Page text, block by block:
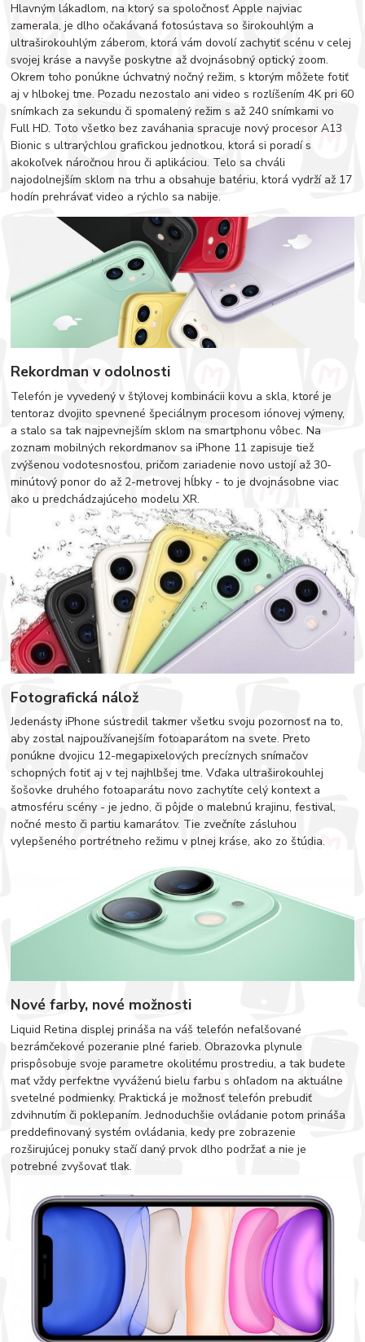
Hlavným lákadlom, na ktorý sa spoločnosť Apple najviac
zamerala, je dlho očakávaná fotosústava so širokouhlým a
ultraširokouhlým záberom, ktorá vám dovolí zachytiť scénu v celej
svojej kráse a navyše poskytne až dvojnásobný optický zoom.
Okrem toho ponúkne úchvatný nočný režim, s ktorým môžete fotiť
aj v hlbokej tme. Pozadu nezostalo ani video s rozlíšením 4K pri 60
snímkach za sekundu či spomalený režim s až 240 snímkami vo
Full HD. Toto všetko bez zaváhania spracuje nový procesor A13
Bionic s ultrarýchlou grafickou jednotkou, ktorá si poradí s
akokoľvek náročnou hrou či aplikáciou. Telo sa chváli
najodolnejším sklom na trhu a obsahuje batériu, ktorá vydrží až 17
hodín prehrávať video a rýchlo sa nabije.
Rekordman v odolnosti
Telefón je vyvedený v štýlovej kombinácii kovu a skla, ktoré je
tentoraz dvojito spevnené špeciálnym procesom iónovej výmeny,
a stalo sa tak najpevnejším sklom na smartphonu vôbec. Na
zoznam mobilných rekordmanov sa iPhone 11 zapisuje tiež
zvýšenou vodotesnosťou, pričom zariadenie novo ustojí až 30-
minútový ponor do až 2-metrovej hĺbky - to je dvojnásobne viac
ako u predchádzajúceho modelu XR.
Fotografická nálož
Jedenásty iPhone sústredil takmer všetku svoju pozornosť na to,
aby zostal najpoužívanejším fotoaparátom na svete. Preto
ponúkne dvojicu 12-megapixelových precíznych snímačov
schopných fotiť aj v tej najhlbšej tme. Vďaka ultraširokouhlej
šošovke druhého fotoaparátu novo zachytíte celý kontext a
atmosféru scény - je jedno, či pôjde o malebnú krajinu, festival,
nočné mesto či partiu kamarátov. Tie zvečníte zásluhou
vylepšeného portrétneho režimu v plnej kráse, ako zo štúdia.
Nové farby, nové možnosti
Liquid Retina displej prináša na váš telefón nefalšované
bezrámčekové pozeranie plné farieb. Obrazovka plynule
prispôsobuje svoje parametre okolitému prostrediu, a tak budete
mať vždy perfektne vyváženú bielu farbu s ohľadom na aktuálne
svetelné podmienky. Praktická je možnosť telefón prebudiť
zdvihnutím či poklepaním. Jednoduchšie ovládanie potom prináša
preddefinovaný systém ovládania, kedy pre zobrazenie
rozširujúcej ponuky stačí daný prvok dlho podržať a nie je
potrebné zvyšovať tlak.